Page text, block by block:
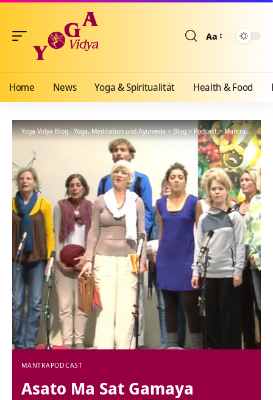
Aa
Home News Yoga & Spiritualität Health & Food
Yoga Vidya Blog - Yoga, Meditation und Ayurveda>Blog>Podcast>Mantra>Asato
MANTRAPODCAST
Asato Ma Sat Gamaya